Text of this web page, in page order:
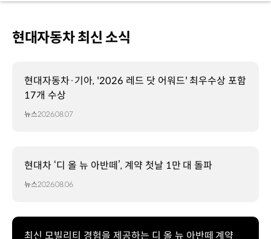
현대자동차 최신 소식
현대자동차·기아, '2026 레드 닷 어워드' 최우수상 포함
17개 수상
뉴스2026.08.07
현대차 ‘디 올 뉴 아반떼’, 계약 첫날 1만 대 돌파
뉴스2026.08.06
최신 모빌리티 경험을 제공하는 디 올 뉴 아반떼 계약